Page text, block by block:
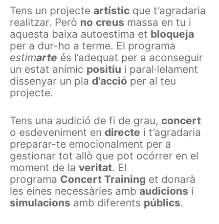
Tens un projecte artístic que t’agradaria
realitzar. Però no creus massa en tu i
aquesta baixa autoestima et bloqueja
per a dur-ho a terme. El programa
estimarte és l’adequat per a aconseguir
un estat anímic positiu i paral·lelament
dissenyar un pla d’acció per al teu
projecte.
Tens una audició de fi de grau, concert
o esdeveniment en directe i t’agradaria
preparar-te emocionalment per a
gestionar tot allò que pot ocórrer en el
moment de la veritat. El
programa Concert Training et donarà
les eines necessàries amb audicions i
simulacions amb diferents públics.